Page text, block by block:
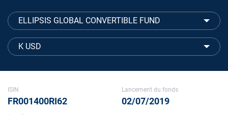
ELLIPSIS GLOBAL CONVERTIBLE FUND
K USD
ISIN
FR001400RI62
Lancement du fonds
02/07/2019